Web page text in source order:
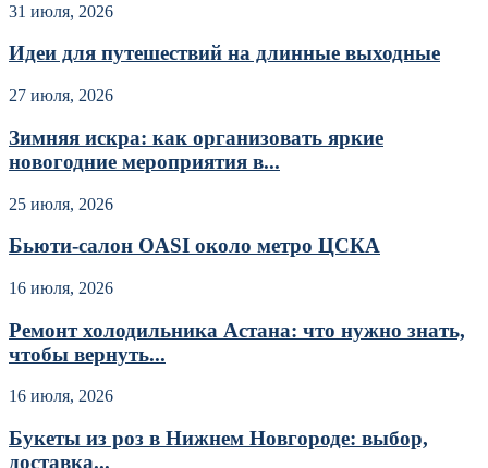
31 июля, 2026
Идеи для путешествий на длинные выходные
27 июля, 2026
Зимняя искра: как организовать яркие
новогодние мероприятия в...
25 июля, 2026
Бьюти-салон OASI около метро ЦСКА
16 июля, 2026
Ремонт холодильника Астана: что нужно знать,
чтобы вернуть...
16 июля, 2026
Букеты из роз в Нижнем Новгороде: выбор,
доставка...